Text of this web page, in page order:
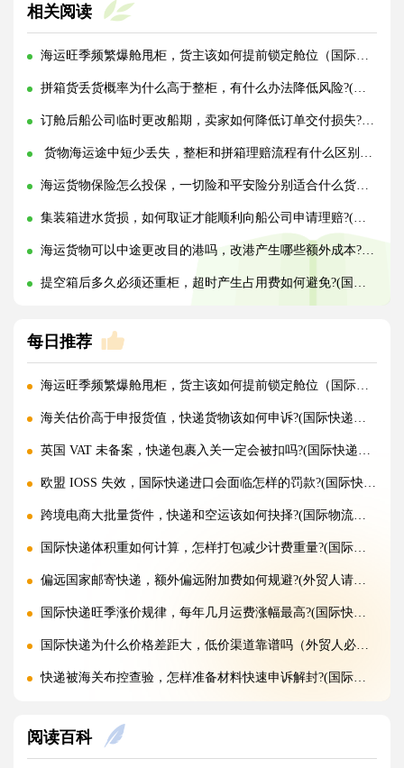
相关阅读
海运旺季频繁爆舱甩柜，货主该如何提前锁定舱位（国际海运干货知识分享）
拼箱货丢货概率为什么高于整柜，有什么办法降低风险?(国际海运干货知识分享)
订舱后船公司临时更改船期，卖家如何降低订单交付损失?(国际海运干货知识分享)
货物海运途中短少丢失，整柜和拼箱理赔流程有什么区别?(国际海运干货知识分享)
海运货物保险怎么投保，一切险和平安险分别适合什么货物?(国际海运干货知识分享)
集装箱进水货损，如何取证才能顺利向船公司申请理赔?(国际海运干货知识分享)
海运货物可以中途更改目的港吗，改港产生哪些额外成本?(国际海运干货知识分享)
提空箱后多久必须还重柜，超时产生占用费如何避免?(国际海运干货知识分享)
每日推荐
海运旺季频繁爆舱甩柜，货主该如何提前锁定舱位（国际海运干货知识分享）
海关估价高于申报货值，快递货物该如何申诉?(国际快递干货知识分享)
英国 VAT 未备案，快递包裹入关一定会被扣吗?(国际快递干货知识分享)
欧盟 IOSS 失效，国际快递进口会面临怎样的罚款?(国际快递干货知识分享)
跨境电商大批量货件，快递和空运该如何抉择?(国际物流干货知识分享)
国际快递体积重如何计算，怎样打包减少计费重量?(国际快递干货知识分享)
偏远国家邮寄快递，额外偏远附加费如何规避?(外贸人请注意)
国际快递旺季涨价规律，每年几月运费涨幅最高?(国际快递干货知识分享)
国际快递为什么价格差距大，低价渠道靠谱吗（外贸人必看篇）
快递被海关布控查验，怎样准备材料快速申诉解封?(国际快递干货知识分享)
国际快递实木木箱无 IPPC 标识，一定会被海关扣留吗?(国际快递干货知识分享)
阅读百科